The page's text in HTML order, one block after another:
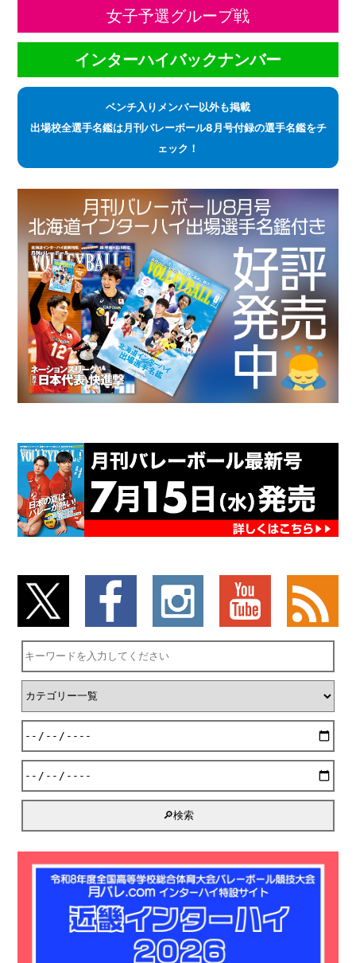
女子予選グループ戦
インターハイバックナンバー
ベンチ入りメンバー以外も掲載
出場校全選手名鑑は月刊バレーボール8月号付録の選手名鑑をチ
ェック！